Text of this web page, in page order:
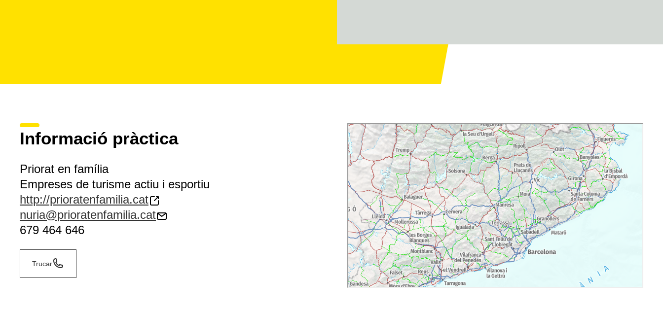
Informació pràctica
Priorat en família
Empreses de turisme actiu i esportiu
http://prioratenfamilia.cat
nuria@prioratenfamilia.cat
679 464 646
Trucar